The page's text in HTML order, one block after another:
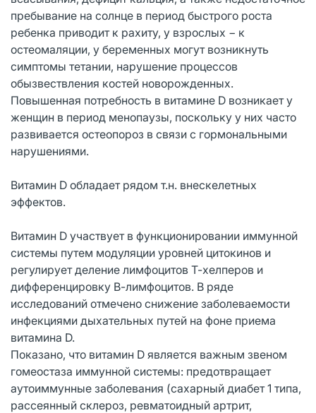
пребывание на солнце в период быстрого роста
ребенка приводит к рахиту, у взрослых − к
остеомаляции, у беременных могут возникнуть
симптомы тетании, нарушение процессов
обызвествления костей новорожденных.
Повышенная потребность в витамине D возникает у
женщин в период менопаузы, поскольку у них часто
развивается остеопороз в связи с гормональными
нарушениями.
Витамин D обладает рядом т.н. внескелетных
эффектов.
Витамин D участвует в функционировании иммунной
системы путем модуляции уровней цитокинов и
регулирует деление лимфоцитов Т-хелперов и
дифференцировку В-лимфоцитов. В ряде
исследований отмечено снижение заболеваемости
инфекциями дыхательных путей на фоне приема
витамина D.
Показано, что витамин D является важным звеном
гомеостаза иммунной системы: предотвращает
аутоиммунные заболевания (сахарный диабет 1 типа,
рассеянный склероз, ревматоидный артрит,